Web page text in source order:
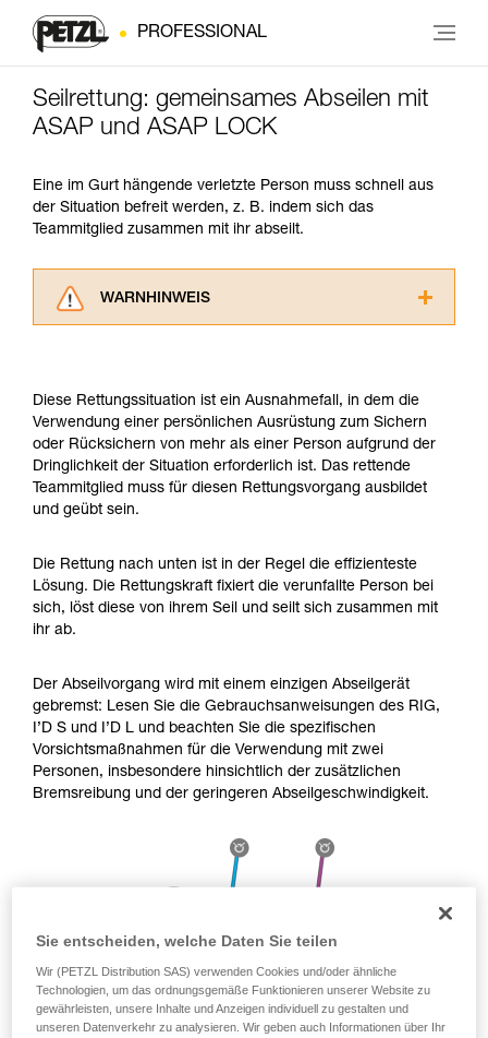
PROFESSIONAL
Seilrettung: gemeinsames Abseilen mit
ASAP und ASAP LOCK
Eine im Gurt hängende verletzte Person muss schnell aus
der Situation befreit werden, z. B. indem sich das
Teammitglied zusammen mit ihr abseilt.
WARNHINWEIS
ziehen. Um diese Zusatzinformationen
verstehen zu können, müssen Sie zuerst die in
der Gebrauchsanweisung enthaltenen
Informationen richtig verstanden haben.
Die Beherrschung dieser Techniken setzt eine
entsprechende Ausbildung und ein spezielles
einem Profi, ob Sie in der Lage sind, den
Vorgang alleine sicher zu wiederholen, bevor
Sie ihn eigenständig durchführen.
beschrieben werden.
Diese Rettungssituation ist ein Ausnahmefall, in dem die
Verwendung einer persönlichen Ausrüstung zum Sichern
oder Rücksichern von mehr als einer Person aufgrund der
Dringlichkeit der Situation erforderlich ist. Das rettende
Teammitglied muss für diesen Rettungsvorgang ausbildet
und geübt sein.
Die Rettung nach unten ist in der Regel die effizienteste
Lösung. Die Rettungskraft fixiert die verunfallte Person bei
sich, löst diese von ihrem Seil und seilt sich zusammen mit
ihr ab.
Der Abseilvorgang wird mit einem einzigen Abseilgerät
gebremst: Lesen Sie die Gebrauchsanweisungen des RIG,
I’D S und I’D L und beachten Sie die spezifischen
Vorsichtsmaßnahmen für die Verwendung mit zwei
Personen, insbesondere hinsichtlich der zusätzlichen
Bremsreibung und der geringeren Abseilgeschwindigkeit.
Sie entscheiden, welche Daten Sie teilen
Wir (PETZL Distribution SAS) verwenden Cookies und/oder ähnliche
Technologien, um das ordnungsgemäße Funktionieren unserer Website zu
gewährleisten, unsere Inhalte und Anzeigen individuell zu gestalten und
unseren Datenverkehr zu analysieren. Wir geben auch Informationen über Ihr